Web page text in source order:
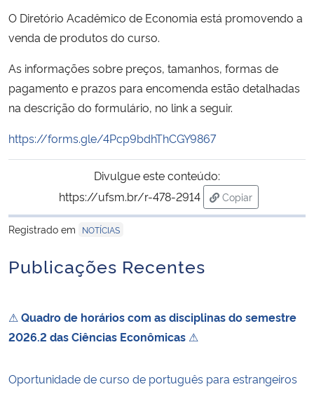
Ministério de Minas e Energia
Ministério da Ciência, Tecnologia, Inovações e Comunicações
Ministério do Turismo
Ministério do Desenvolvimento Regional
Controladoria-Geral da União
Ministério da Mulher, da Família e dos Direitos Humanos
Secretaria de Governo
Gabinete de Segurança Institucional
O Diretório Acadêmico de Economia está promovendo a
venda de produtos do curso.
As informações sobre preços, tamanhos, formas de
pagamento e prazos para encomenda estão detalhadas
na descrição do formulário, no link a seguir.
https://forms.gle/4Pcp9bdhThCGY9867
Divulgue este conteúdo:
https://ufsm.br/r-478-2914
Copiar
para área de
Registrado em
NOTÍCIAS
Publicações Recentes
⚠ Quadro de horários com as disciplinas do semestre
2026.2 das Ciências Econômicas ⚠
Oportunidade de curso de português para estrangeiros